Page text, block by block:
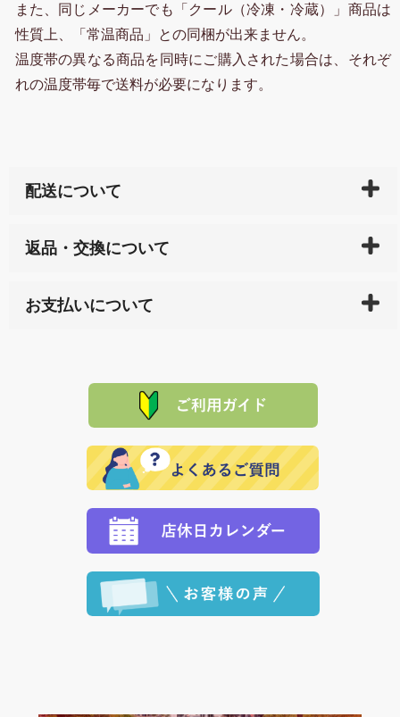
また、同じメーカーでも「クール（冷凍・冷蔵）」商品は
性質上、「常温商品」との同梱が出来ません。
温度帯の異なる商品を同時にご購入された場合は、それぞ
れの温度帯毎で送料が必要になります。
配送について
天ペイ」の方はご注文受付後）、 長崎県下全域に点在
サイト内で購入された商品の送料は、こちらの
全国送
れの生産メーカーからお客様の元へ直送いたしますの
で、 それぞれ個別に送料が必要になります。
返品・交換について
または配送途中の 事故などで不都合が生じている場合
品代金を返金いたします。）
その際は誠に申し訳ありませんが、当協会までご注文
願いいたします。
お支払いについて
た場合、お客様からの ご入金を確認した後で、商品を
定された場合は、準備出来次第の便にてお送りいたし
ます。 （到着日指定をされている場合は、ご指定の日
程に合わせてお届けいたします。）